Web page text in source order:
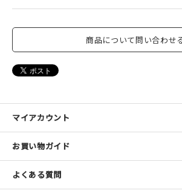
マイアカウント
お買い物ガイド
お問い合わせ
商品について問い合わせ
マイアカウント
お買い物ガイド
よくある質問